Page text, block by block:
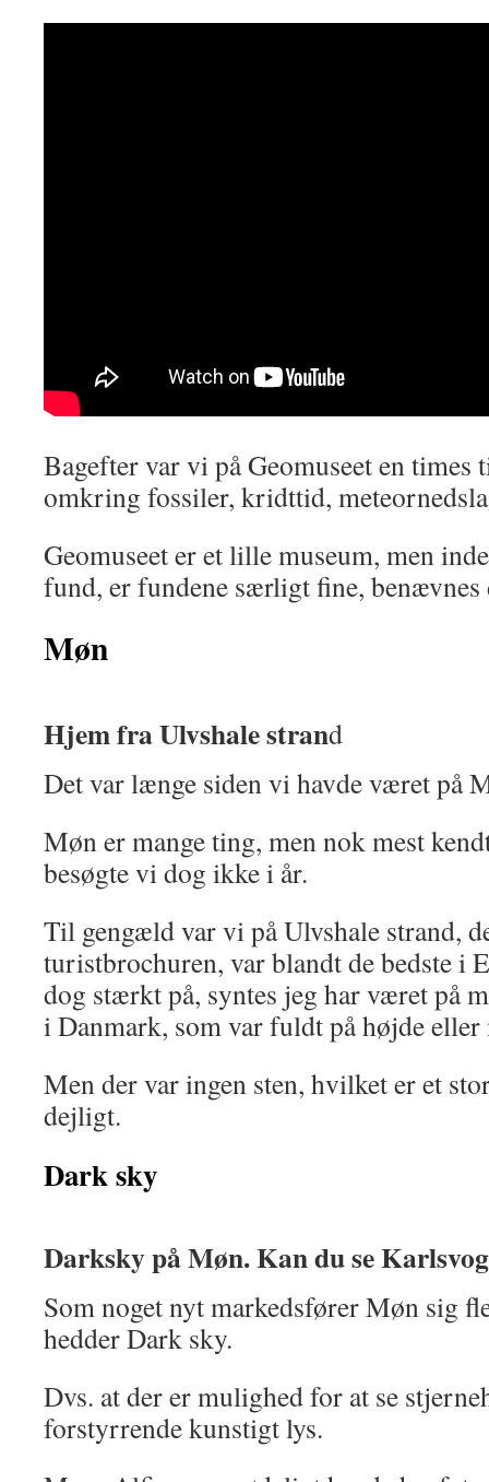
Bagefter var vi på Geomuseet en times
omkring fossiler, kridttid,
Geomuseet er et lille museum, men
fund, er fundene særligt fine,
Møn
Hjem fra Ulvshale strand
Det var længe siden vi havde været på
Møn er mange ting, men nok mest
besøgte vi dog ikke i år.
Til gengæld var vi på Ulvshale strand,
turistbrochuren, var blandt de bedste i
dog stærkt på, syntes jeg har været på
i Danmark, som var fuldt på højde eller
Men der var ingen sten, hvilket er et
dejligt.
Dark sky
Darksky på Møn. Kan du se
Som noget nyt markedsfører Møn sig
hedder Dark sky.
Dvs. at der er mulighed for at se
forstyrrende kunstigt lys.